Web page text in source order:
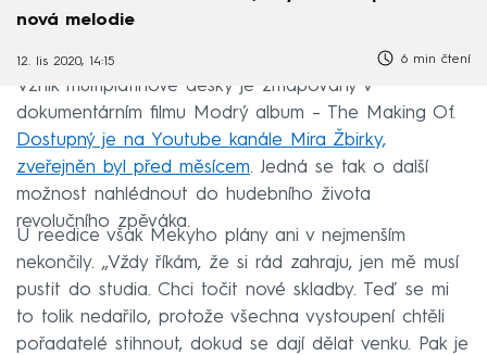
nová melodie
12. lis 2020, 14:15 6 min čtení
Vznik multiplatinové desky je zmapovaný v
dokumentárním filmu Modrý album – The Making Of.
Dostupný je na Youtube kanále Mira Žbirky,
zveřejněn byl před měsícem. Jedná se tak o další
možnost nahlédnout do hudebního života
revolučního zpěváka.
U reedice však Mekyho plány ani v nejmenším
nekončily. „Vždy říkám, že si rád zahraju, jen mě musí
pustit do studia. Chci točit nové skladby. Teď se mi
to tolik nedařilo, protože všechna vystoupení chtěli
pořadatelé stihnout, dokud se dají dělat venku. Pak je